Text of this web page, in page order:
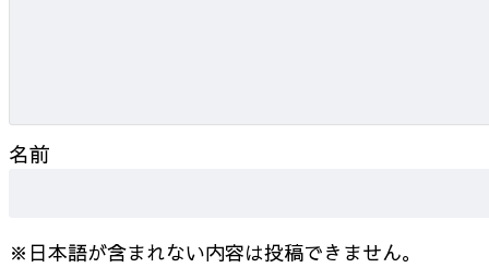
名前
※日本語が含まれない内容は投稿できません。